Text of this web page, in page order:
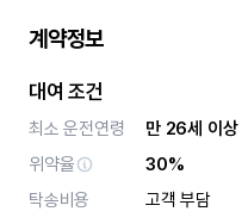
계약정보
대여 조건
최소 운전연령
만 26세 이상
위약율
30%
탁송비용
고객 부담